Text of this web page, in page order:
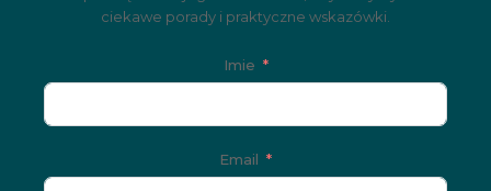
ciekawe porady i praktyczne wskazówki.
Imie
Email